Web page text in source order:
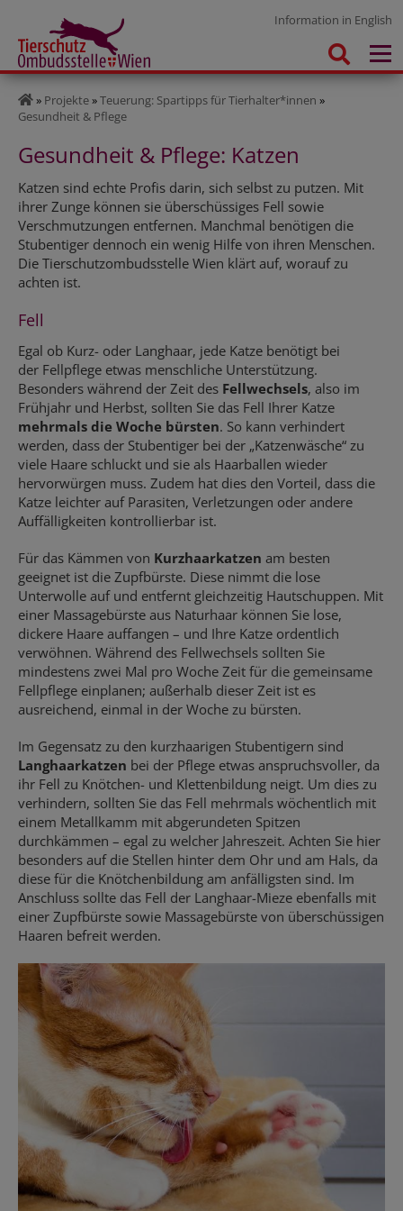
Information in English
» Projekte»Teuerung: Spartipps für Tierhalter*innen »
Gesundheit & Pflege
Gesundheit & Pflege: Katzen
Katzen sind echte Profis darin, sich selbst zu putzen. Mit
ihrer Zunge können sie überschüssiges Fell sowie
Verschmutzungen entfernen. Manchmal benötigen die
Stubentiger dennoch ein wenig Hilfe von ihren Menschen.
Die Tierschutzombudsstelle Wien klärt auf, worauf zu
achten ist.
Fell
Egal ob Kurz- oder Langhaar, jede Katze benötigt bei
der Fellpflege etwas menschliche Unterstützung.
Besonders während der Zeit des Fellwechsels, also im
Frühjahr und Herbst, sollten Sie das Fell Ihrer Katze
mehrmals die Woche bürsten. So kann verhindert
werden, dass der Stubentiger bei der „Katzenwäsche“ zu
viele Haare schluckt und sie als Haarballen wieder
hervorwürgen muss. Zudem hat dies den Vorteil, dass die
Katze leichter auf Parasiten, Verletzungen oder andere
Auffälligkeiten kontrollierbar ist.
Für das Kämmen von Kurzhaarkatzen am besten
geeignet ist die Zupfbürste. Diese nimmt die lose
Unterwolle auf und entfernt gleichzeitig Hautschuppen. Mit
einer Massagebürste aus Naturhaar können Sie lose,
dickere Haare auffangen – und Ihre Katze ordentlich
verwöhnen. Während des Fellwechsels sollten Sie
mindestens zwei Mal pro Woche Zeit für die gemeinsame
Fellpflege einplanen; außerhalb dieser Zeit ist es
ausreichend, einmal in der Woche zu bürsten.
Im Gegensatz zu den kurzhaarigen Stubentigern sind
Langhaarkatzen bei der Pflege etwas anspruchsvoller, da
ihr Fell zu Knötchen- und Klettenbildung neigt. Um dies zu
verhindern, sollten Sie das Fell mehrmals wöchentlich mit
einem Metallkamm mit abgerundeten Spitzen
durchkämmen – egal zu welcher Jahreszeit. Achten Sie hier
besonders auf die Stellen hinter dem Ohr und am Hals, da
diese für die Knötchenbildung am anfälligsten sind. Im
Anschluss sollte das Fell der Langhaar-Mieze ebenfalls mit
einer Zupfbürste sowie Massagebürste von überschüssigen
Haaren befreit werden.